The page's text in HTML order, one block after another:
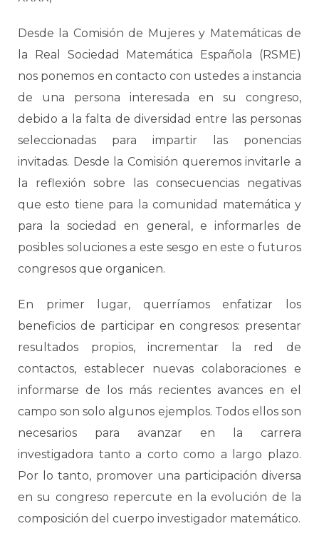
Desde la Comisión de Mujeres y Matemáticas de
la Real Sociedad Matemática Española (RSME)
nos ponemos en contacto con ustedes a instancia
de una persona interesada en su congreso,
debido a la falta de diversidad entre las personas
seleccionadas para impartir las ponencias
invitadas. Desde la Comisión queremos invitarle a
la reflexión sobre las consecuencias negativas
que esto tiene para la comunidad matemática y
para la sociedad en general, e informarles de
posibles soluciones a este sesgo en este o futuros
congresos que organicen.
En primer lugar, querríamos enfatizar los
beneficios de participar en congresos: presentar
resultados propios, incrementar la red de
contactos, establecer nuevas colaboraciones e
informarse de los más recientes avances en el
campo son solo algunos ejemplos. Todos ellos son
necesarios para avanzar en la carrera
investigadora tanto a corto como a largo plazo.
Por lo tanto, promover una participación diversa
en su congreso repercute en la evolución de la
composición del cuerpo investigador matemático.